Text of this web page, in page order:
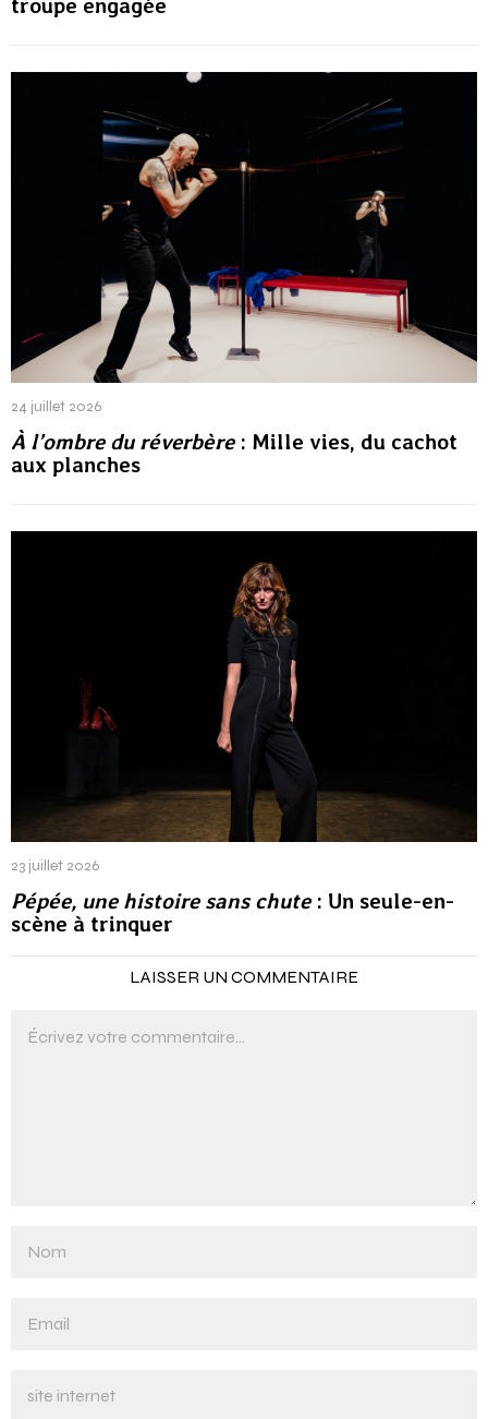
24 juillet 2026
À l’ombre du réverbère: Mille vies, du cachot
aux planches
23 juillet 2026
Pépée, une histoire sans chute: Un seule-en-
scène à trinquer
LAISSER UN COMMENTAIRE